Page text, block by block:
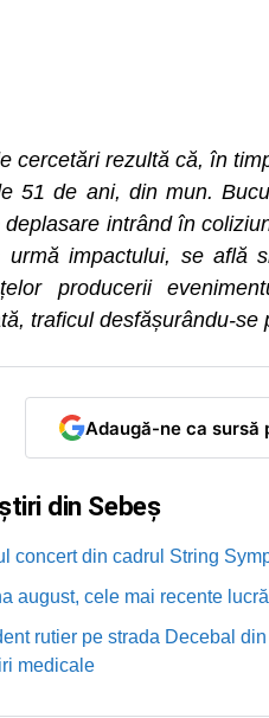
cercetări rezultă că, în
51 de ani, din mun.
deplasare intrând în
urmă impactului, se află
producerii
traficul desfășurându-se
Adaugă-ne ca sursă
din Sebeș
concert din cadrul String
august, cele mai recente
rutier pe strada Decebal
medicale